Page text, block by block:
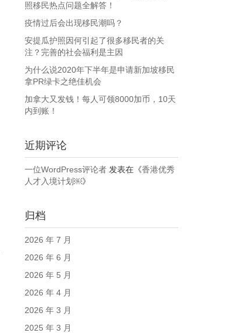
照移民热点问题全解答！
疫情过后会出现移民潮吗？
安提瓜护照因何引起了很多移民者的关
注？完善的社会福利是主因
为什么说2020年下半年是申请新加坡移民
拿PR绿卡之绝佳机会
加拿大又发钱！每人可领8000加币，10天
内到账！
近期评论
一位WordPress评论者发表在《香港优秀
人才入境计划￼》
归档
2026 年 7 月
2026 年 6 月
2026 年 5 月
2026 年 4 月
2026 年 3 月
2025 年 3 月